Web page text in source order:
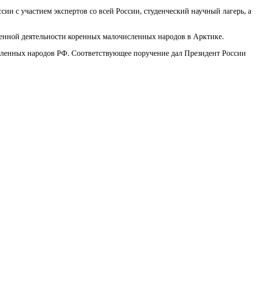
с участием экспертов со всей России, студенческий научный лагерь, а
деятельности коренных малочисленных народов в Арктике.
народов РФ. Соответствующее поручение дал Президент России